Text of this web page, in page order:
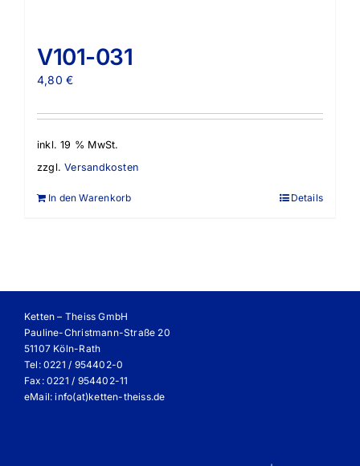
V101-031
4,80€
inkl. 19 % MwSt.
zzgl.Versandkosten
In den Warenkorb Details
Ketten – Theiss GmbH
Pauline-Christmann-Straße 20
51107 Köln-Rath
Tel: 0221 / 954402-0
Fax: 0221 / 954402-11
eMail:info(at)ketten-theiss.de